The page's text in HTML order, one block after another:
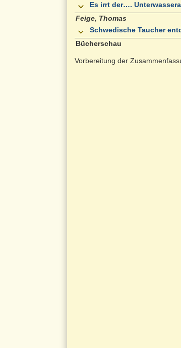
Es irrt der….
Feige, Thomas
Schwedische Taucher
Bücherschau
Vorbereitung der